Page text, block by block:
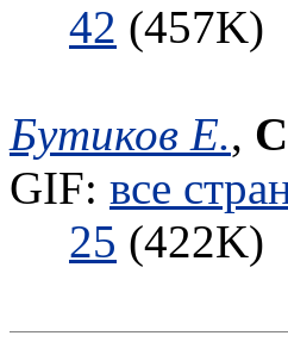
42
Бутиков Е.,
GIF: все
25